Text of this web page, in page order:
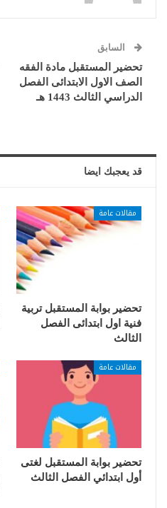
السابق
تحضير المستقبل مادة الفقه
الصف الاول الابتدائى الفصل
الدراسي الثالث 1443 هـ
قد يعجبك ايضا
مقالات عامة
تحضير بوابة المستقبل تربية
فنية اول ابتدائى الفصل
الثالث
مقالات عامة
تحضير بوابة المستقبل لغتى
أول ابتدائي الفصل الثالث